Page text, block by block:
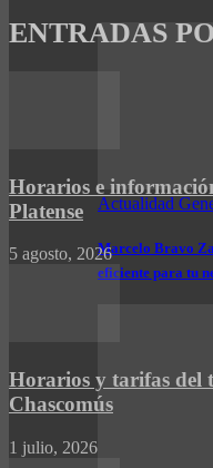
Actualidad
Marcelo Bravo
eficiente para tu
ENTRADAS
Horarios e
Platense
5 agosto, 2026
Horarios y tarifas del
Chascomús
1 julio, 2026